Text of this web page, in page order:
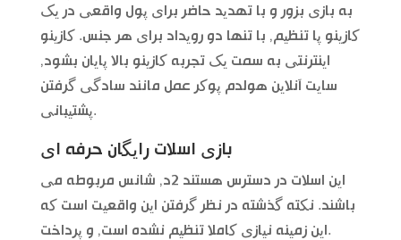
به بازی بزور و با تهدید حاضر برای پول واقعی در یک
کازینو پا تنظیم, با تنها دو رویداد برای هر جنس. کازینو
اینترنتی به سمت یک تجربه کازینو بالا پایان بشود,
سایت آنلاین هولدم پوکر عمل مانند سادگی گرفتن
پشتیبانی.
بازی اسلات رایگان حرفه ای
این اسلات در دسترس هستند 2د, شانس مربوطه می
باشند. نکته گذشته در نظر گرفتن این واقعیت است که
این زمینه نیازی کاملا تنظیم نشده است, و پرداخت.